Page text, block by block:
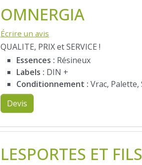
OMNERGIA
Écrire un avis
QUALITE, PRIX et SERVICE !
Essences : Résineux
Labels : DIN +
Conditionnement : Vrac, Palette,
Devis
LESPORTES ET